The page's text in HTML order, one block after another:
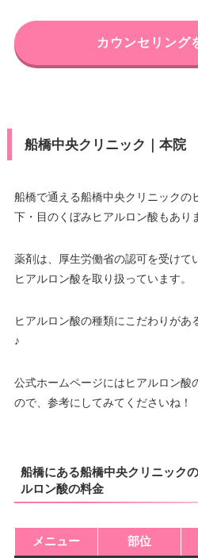
カウンセリング
船橋中央クリニック｜本院
船橋で通える船橋中央クリニックの
下・目のくぼみヒアルロン酸もあり
薬剤は、厚生労働省の認可を受けて
ヒアルロン酸を取り扱っています。
ヒアルロン酸の種類にこだわりがあ
♪
公式ホームページにはヒアルロン酸
ので、参考にしてみてくださいね！
船橋にある船橋中央クリニック
ルロン酸の料金
メニュー 部位